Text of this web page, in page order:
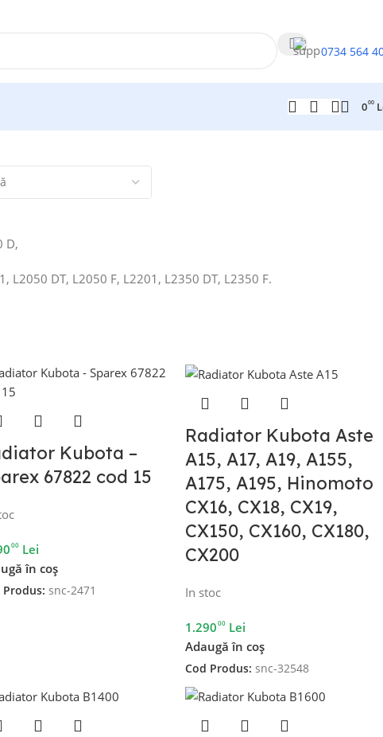
0734 564
000
D,
L2050 DT, L2050 F, L2201, L2350 DT, L2350 F.
Kubota –
67822 cod 15
00 Lei
în coș
Produs:snc-2471
Radiator Kubota Aste
A15, A17, A19, A155,
A175, A195, Hinomoto
CX16, CX18, CX19,
CX150, CX160, CX180,
CX200
In stoc
1.29000 Lei
Adaugă în coș
Cod Produs: snc-32548